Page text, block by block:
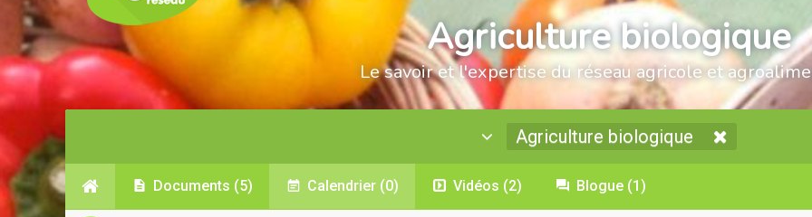
Agriculture biologique
Le savoir et l'expertise du réseau agricole et
Agriculture biologique
Documents (5) Calendrier (0) Vidéos (2) Blogue (1)